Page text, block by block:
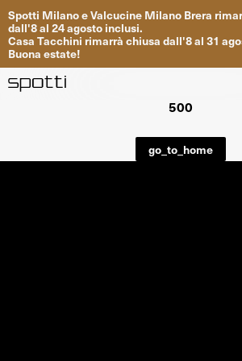
Spotti MilanoeValcucine Milano Brera
dall'8al 24agosto inclusi.
Casa Tacchini rimarrà chiusa dall'8al 31
Buona estate!
Progetti
500
go_to_home